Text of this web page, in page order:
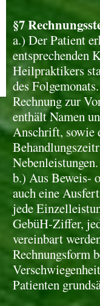
§7
a.) Der Patient
entsprechenden
Heilpraktikers
des
Rechnung zur
enthält Namen
Anschrift, sowie
Nebenleistungen.
b.) Aus Beweis-
auch eine
jede
GebüH-Ziffer,
vereinbart
Rechnungsform
Patienten